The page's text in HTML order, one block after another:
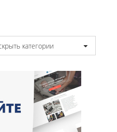
категории